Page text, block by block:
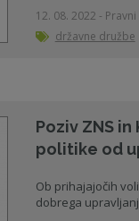
12. 08. 2022 -
državne družbe
Poziv ZNS
politike od
Ob prihajajočih
dobrega